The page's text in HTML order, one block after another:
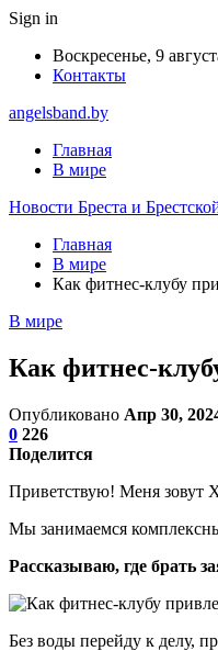
Sign in
Воскресенье, 9
Контакты
angelsband.by
Главная
В мире
Новости Бреста и
Главная
В мире
Как фитнес-клубу
В мире
Как фитнес-
Опубликовано Апр 30,
0 226
Поделится
Приветствую! Меня зовут
Мы занимаемся
Рассказываю, где брать
Без воды перейду к делу,